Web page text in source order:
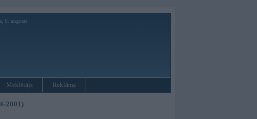
6. augusts
Meklētājs Reklāma
2001)